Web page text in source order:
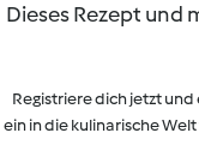
Dieses Rezept und
Registriere dich jetzt
ein in die kulinarische